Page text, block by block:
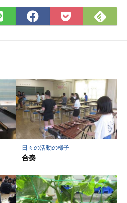
LINE
で
Facebook
で
Pocket
に
で
日々の活動の様子
合奏